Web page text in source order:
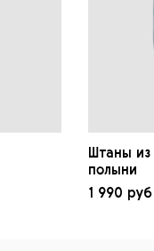
Штаны из
полыни
1 990 руб